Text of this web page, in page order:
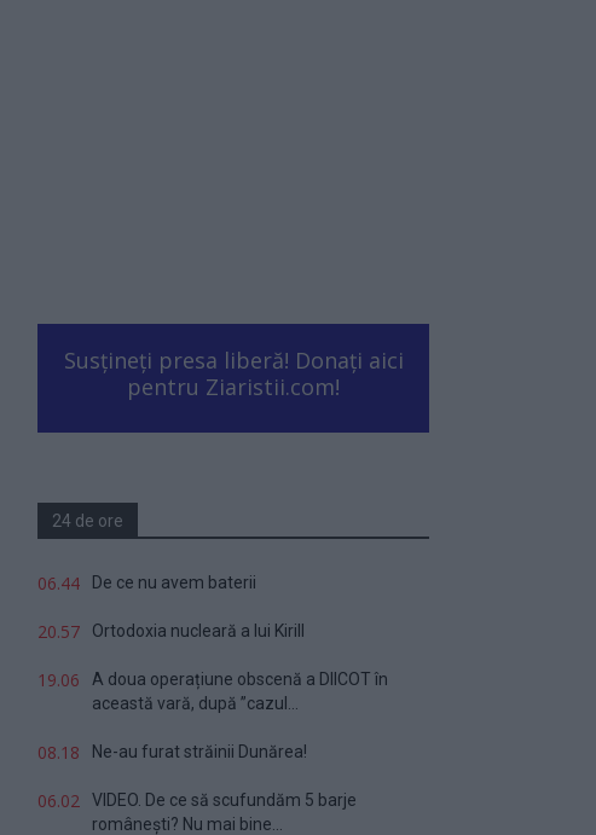
Susțineți presa liberă! Donați aici
pentru Ziaristii.com!
24 de ore
06.44 De ce nu avem baterii
20.57 Ortodoxia nucleară a lui Kirill
19.06
A doua operațiune obscenă a DIICOT în
această vară, după ”cazul...
08.18 Ne-au furat străinii Dunărea!
06.02
VIDEO. De ce să scufundăm 5 barje
românești? Nu mai bine...